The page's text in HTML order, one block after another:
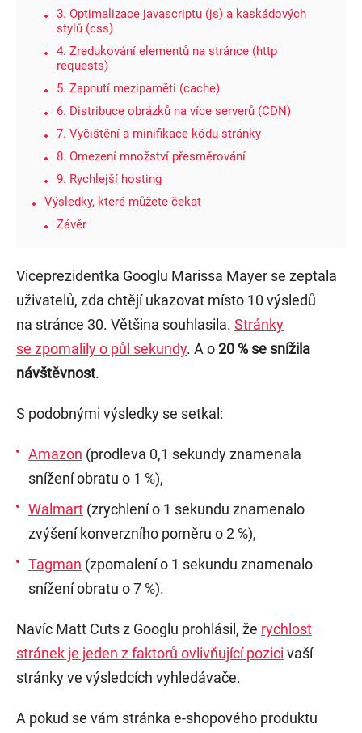
3. Optimalizace javascriptu (js) a kaskádových
stylů (css)
4. Zredukování elementů na stránce (http
requests)
5. Zapnutí mezipaměti (cache)
6. Distribuce obrázků na více serverů (CDN)
7. Vyčištění a minifikace kódu stránky
8. Omezení množství přesměrování
9. Rychlejší hosting
Výsledky, které můžete čekat
Závěr
Viceprezidentka Googlu Marissa Mayer se zeptala
uživatelů, zda chtějí ukazovat místo 10 výsledů
na stránce 30. Většina souhlasila. Stránky
se zpomalily o půl sekundy. A o20 % se snížila
návštěvnost.
S podobnými výsledky se setkal:
Amazon (prodleva 0,1 sekundy znamenala
snížení obratu o 1 %),
Walmart (zrychlení o 1 sekundu znamenalo
zvýšení konverzního poměru o 2 %),
Tagman (zpomalení o 1 sekundu znamenalo
snížení obratu o 7 %).
Navíc Matt Cuts z Googlu prohlásil, že rychlost
stránek je jeden z faktorů ovlivňující pozici vaší
stránky ve výsledcích vyhledávače.
A pokud se vám stránka e-shopového produktu